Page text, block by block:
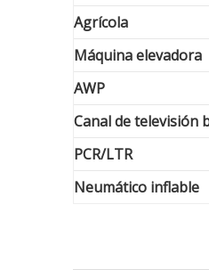
Agrícola
Máquina elevadora
AWP
Canal de televisión
PCR/LTR
Neumático inflable